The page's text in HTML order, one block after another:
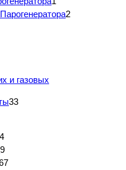
2
и газовых
33
9